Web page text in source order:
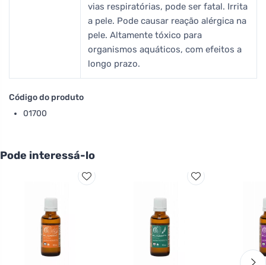
vias respiratórias, pode ser fatal. Irrita
a pele. Pode causar reação alérgica na
pele. Altamente tóxico para
organismos aquáticos, com efeitos a
longo prazo.
Código do produto
01700
Pode interessá-lo